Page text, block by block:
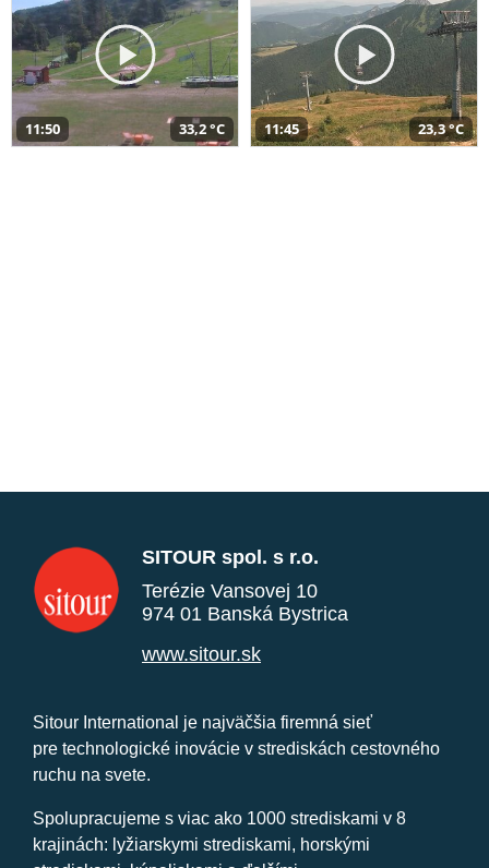
11:50 33,2 °C 11:45 23,3 °C
SITOUR spol. s r.o.
Terézie Vansovej 10
974 01 Banská Bystrica
www.sitour.sk
Sitour International je najväčšia firemná sieť
pre technologické inovácie v strediskách cestovného
ruchu na svete.
Spolupracujeme s viac ako 1000 strediskami v 8
krajinách: lyžiarskymi strediskami, horskými